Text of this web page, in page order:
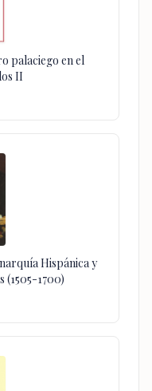
palaciego en el
II
Hispánica y
(1505-1700)